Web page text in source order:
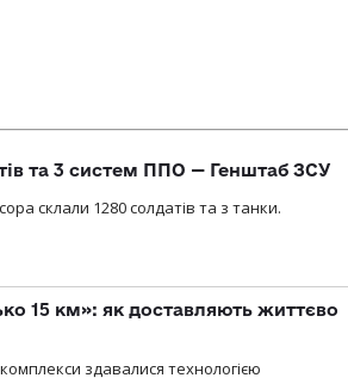
та 3 систем ППО — Генштаб ЗСУ
склали 1280 солдатів та з танки.
15 км»: як доставляють життєво
здавалися технологією